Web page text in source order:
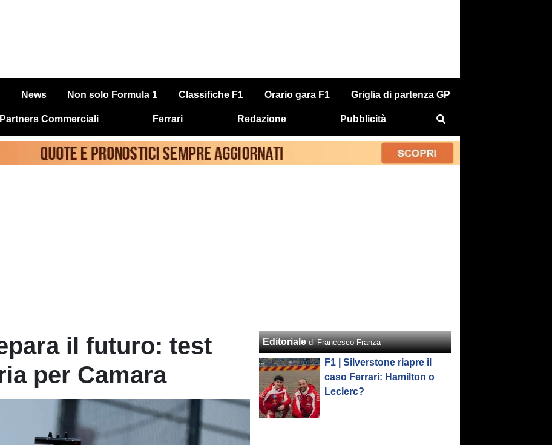
News Non solo Formula 1 Classifiche F1 Orario gara F1 Griglia di partenza GP
Partners Commerciali Ferrari Redazione Pubblicità
il futuro: test
per Camara
Editoriale di Francesco Franza
F1 | Silverstone riapre il
caso Ferrari: Hamilton o
Leclerc?